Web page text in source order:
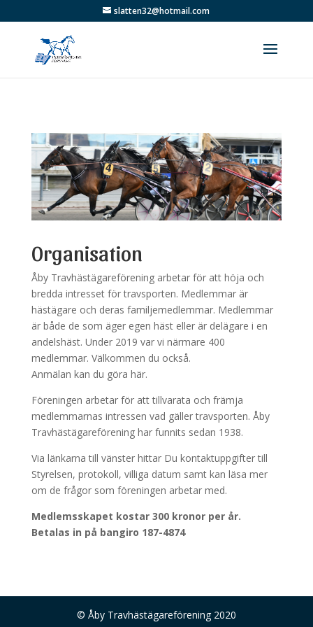
slatten32@hotmail.com
Organisation
Åby Travhästägareförening arbetar för att höja och
bredda intresset för travsporten. Medlemmar är
hästägare och deras familjemedlemmar. Medlemmar
är både de som äger egen häst eller är delägare i en
andelshäst. Under 2019 var vi närmare 400
medlemmar. Välkommen du också.
Anmälan kan du göra här.
Föreningen arbetar för att tillvarata och främja
medlemmarnas intressen vad gäller travsporten. Åby
Travhästägareförening har funnits sedan 1938.
Via länkarna till vänster hittar Du kontaktuppgifter till
Styrelsen, protokoll, villiga datum samt kan läsa mer
om de frågor som föreningen arbetar med.
Medlemsskapet kostar 300 kronor per år.
Betalas in på bangiro 187-4874
© Åby Travhästägareförening 2020